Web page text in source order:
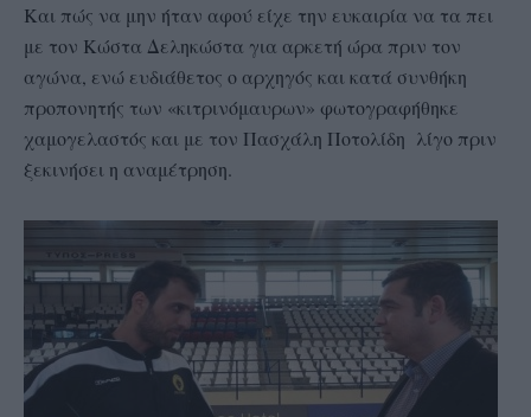
Και πώς να μην ήταν αφού είχε την ευκαιρία να τα πει
με τον Κώστα Δεληκώστα για αρκετή ώρα πριν τον
αγώνα, ενώ ευδιάθετος ο αρχηγός και κατά συνθήκη
προπονητής των «κιτρινόμαυρων» φωτογραφήθηκε
χαμογελαστός και με τον Πασχάλη Ποτολίδη λίγο πριν
ξεκινήσει η αναμέτρηση.